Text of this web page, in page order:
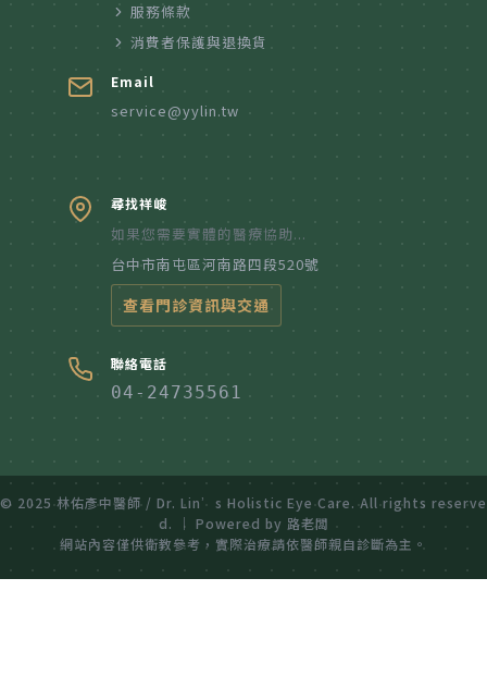
服務條款
消費者保護與退換貨
Email
service@yylin.tw
尋找祥峻
如果您需要實體的醫療協助...
台中市南屯區河南路四段520號
查看門診資訊與交通
聯絡電話
04-24735561
© 2025 林佑彥中醫師 / Dr. Lin’s Holistic Eye Care. All rights reserve
d. ｜ Powered by 路老闆
網站內容僅供衛教參考，實際治療請依醫師親自診斷為主。